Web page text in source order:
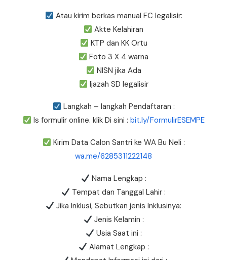
Atau kirim berkas manual FC legalisir:
Akte Kelahiran
KTP dan KK Ortu
Foto 3 X 4 warna
NISN jika Ada
Ijazah SD legalisir
Langkah – langkah Pendaftaran :
Is formulir online. klik Di sini : bit.ly/FormulirESEMPE
Kirim Data Calon Santri ke WA Bu Neli :
wa.me/6285311222148
Nama Lengkap :
Tempat dan Tanggal Lahir :
Jika Inklusi, Sebutkan jenis Inklusinya:
Jenis Kelamin :
Usia Saat ini :
Alamat Lengkap :